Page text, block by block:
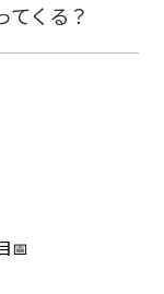
てくる？
📅